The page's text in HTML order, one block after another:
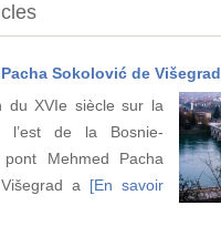
Sokolović de Višegrad
du XVIe siècle sur la
l’est de la Bosnie-
Mehmed Pacha
a [En savoir